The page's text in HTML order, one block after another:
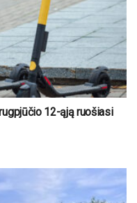
12-ąją ruošiasi